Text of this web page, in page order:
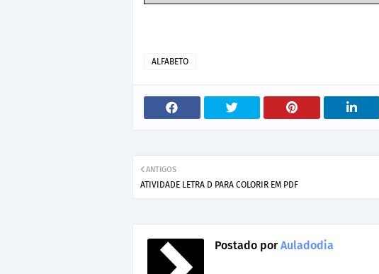
ALFABETO
ANTIGOS
ATIVIDADE LETRA D PARA COLORIR EM PDF
Postado porAuladodia